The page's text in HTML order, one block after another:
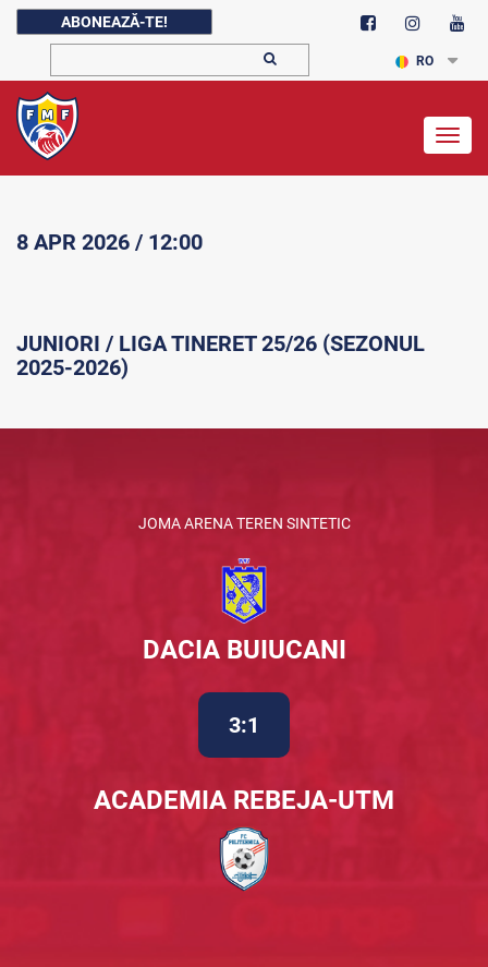
ABONEAZĂ-TE!
RO
8 APR 2026 / 12:00
JUNIORI / LIGA TINERET 25/26 (SEZONUL
2025-2026)
JOMA ARENA TEREN SINTETIC
DACIA BUIUCANI
3:1
ACADEMIA REBEJA-UTM